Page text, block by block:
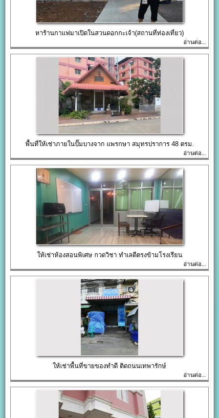
หาร้านกาแฟมาเปิดในสวนดอกกะเจ้า(สถานที่ท่องเที่ยว)
อ่านต่อ...
พื้นที่ให้เช่าภายในปั๊มบางจาก แพรกษา สมุทรปราการ 48 ตรม.
อ่านต่อ...
ให้เช่าห้องสอนพิเศษ กวดวิชา ทำเลดีตรงข้ามโรงเรียน
อ่านต่อ...
ให้เช่าพื้นที่ขายของทำดี ติดถนนเทพารักษ์
อ่านต่อ...